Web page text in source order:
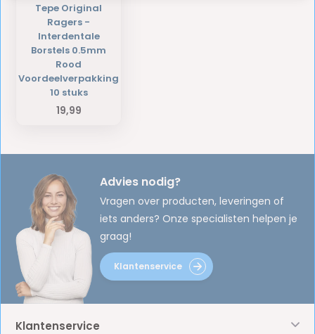
Tepe Original
Ragers -
Interdentale
Borstels 0.5mm
Rood
Voordeelverpakking
10 stuks
19,99
Advies nodig?
Vragen over producten, leveringen of
iets anders? Onze specialisten helpen je
graag!
Klantenservice
Klantenservice